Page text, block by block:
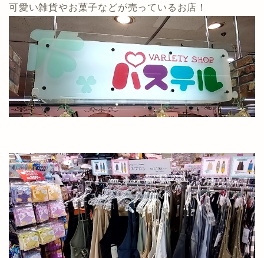
可愛い雑貨やお菓子などが売っているお店！